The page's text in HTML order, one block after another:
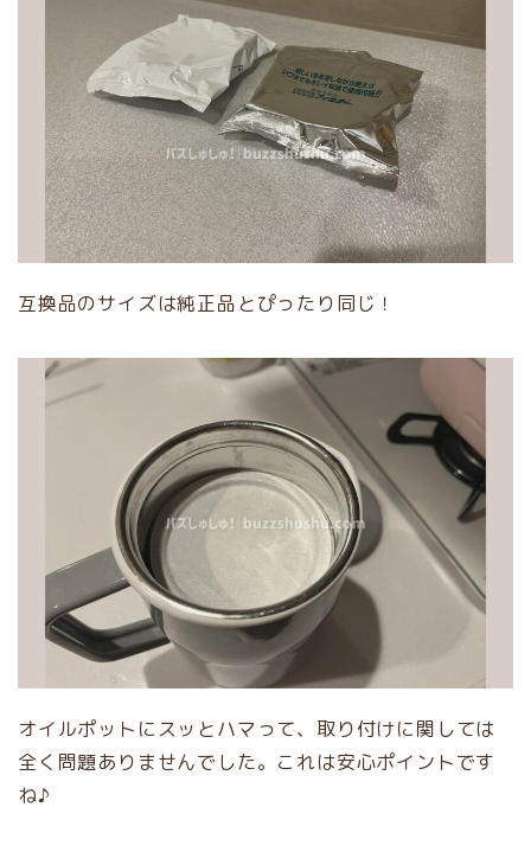
互換品のサイズは純正品とぴったり同じ！
オイルポットにスッとハマって、取り付けに関しては
全く問題ありませんでした。これは安心ポイントです
ね♪